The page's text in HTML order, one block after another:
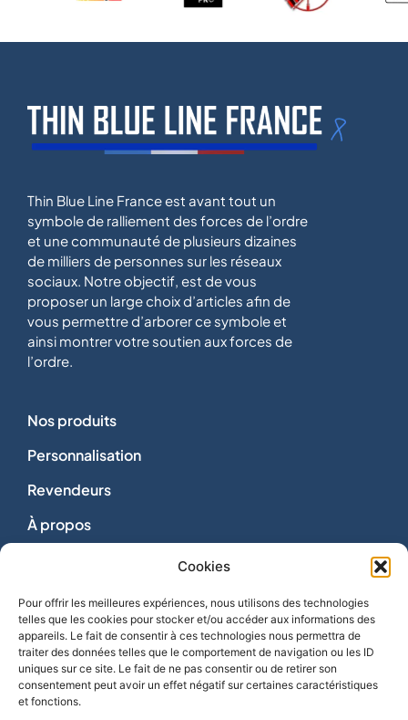
Cookies
Pour offrir les meilleures expériences, nous utilisons des technologies
telles que les cookies pour stocker et/ou accéder aux informations des
appareils. Le fait de consentir à ces technologies nous permettra de
traiter des données telles que le comportement de navigation ou les ID
uniques sur ce site. Le fait de ne pas consentir ou de retirer son
consentement peut avoir un effet négatif sur certaines caractéristiques
et fonctions.
Thin Blue Line France est avant tout un
symbole de ralliement des forces de l’ordre
et une communauté de plusieurs dizaines
de milliers de personnes sur les réseaux
sociaux. Notre objectif, est de vous
proposer un large choix d’articles afin de
vous permettre d’arborer ce symbole et
ainsi montrer votre soutien aux forces de
l’ordre.
Nos produits
Personnalisation
Revendeurs
À propos
Vie privée